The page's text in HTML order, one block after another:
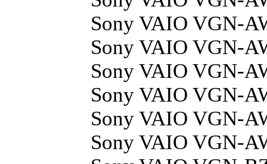
Sony VAIO VGN-
Sony VAIO VGN-
Sony VAIO VGN-
Sony VAIO VGN-
Sony VAIO VGN-
Sony VAIO VGN-